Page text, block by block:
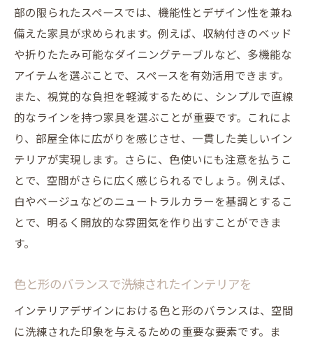
部の限られたスペースでは、機能性とデザイン性を兼ね
備えた家具が求められます。例えば、収納付きのベッド
や折りたたみ可能なダイニングテーブルなど、多機能な
アイテムを選ぶことで、スペースを有効活用できます。
また、視覚的な負担を軽減するために、シンプルで直線
的なラインを持つ家具を選ぶことが重要です。これによ
り、部屋全体に広がりを感じさせ、一貫した美しいイン
テリアが実現します。さらに、色使いにも注意を払うこ
とで、空間がさらに広く感じられるでしょう。例えば、
白やベージュなどのニュートラルカラーを基調とするこ
とで、明るく開放的な雰囲気を作り出すことができま
す。
色と形のバランスで洗練されたインテリアを
インテリアデザインにおける色と形のバランスは、空間
に洗練された印象を与えるための重要な要素です。ま